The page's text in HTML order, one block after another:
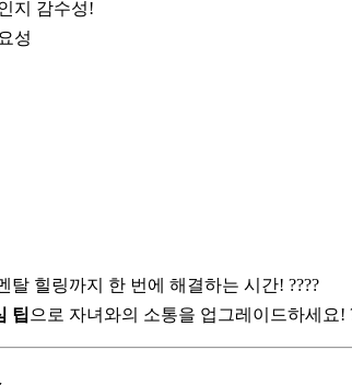
지 감수성!
성
힐링까지 한 번에 해결하는 시간! ????
팁 으로 자녀와의 소통을 업그레이드하세요!